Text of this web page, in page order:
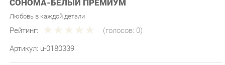
Любовь в каждой детали
Рейтинг:
Артикул: u-0180339